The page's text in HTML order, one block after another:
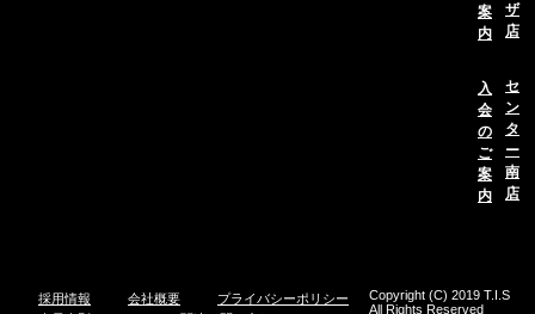
案
内
入
会
の
ご
案
内
ザ
店
セ
ン
タ
ー
南
店
採用情報 会社概要
プライバシーポリシー
Copyright (C) 2019 T.I.S
All Rights Reserved